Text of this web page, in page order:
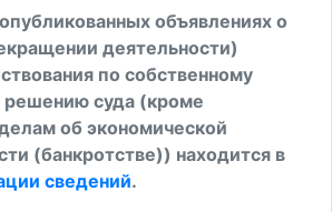
объявлениях о
деятельности)
по собственному
суда (кроме
об экономической
(банкротстве)) находится в
сведений.